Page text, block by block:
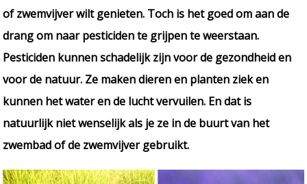
of zwemvijver wilt genieten. Toch is het goed om aan de
drang om naar pesticiden te grijpen te weerstaan.
Pesticiden kunnen schadelijk zijn voor de gezondheid en
voor de natuur. Ze maken dieren en planten ziek en
kunnen het water en de lucht vervuilen. En dat is
natuurlijk niet wenselijk als je ze in de buurt van het
zwembad of de zwemvijver gebruikt.